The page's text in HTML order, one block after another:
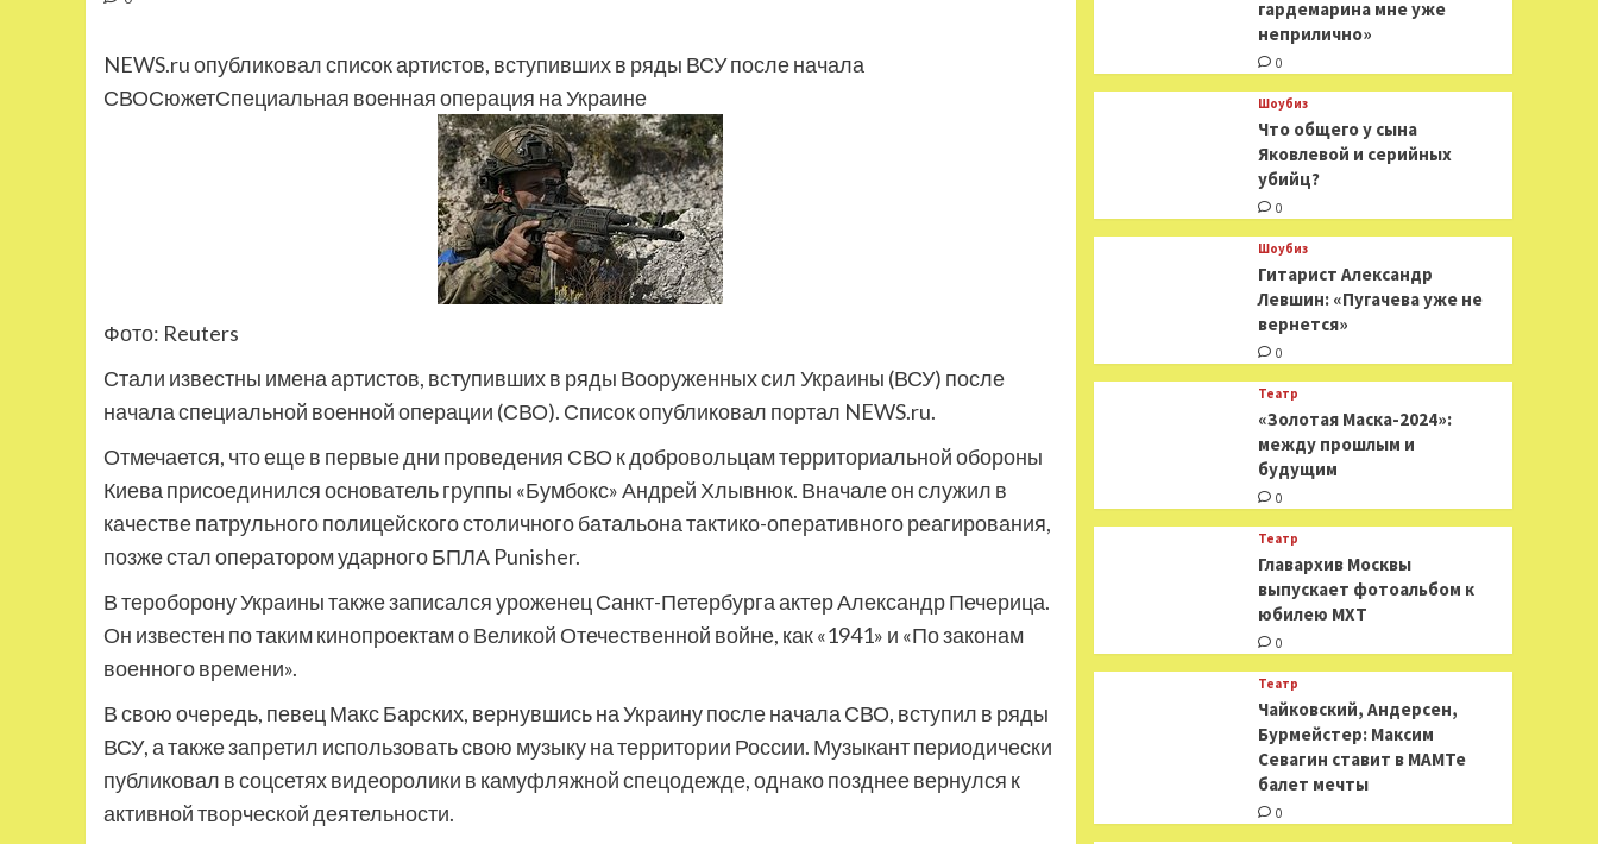
NEWS.ru опубликовал список артистов, вступивших в ряды ВСУ после начала
СВОСюжетСпециальная военная операция на Украине
Фото: Reuters
Стали известны имена артистов, вступивших в ряды Вооруженных сил Украины (ВСУ) после
начала специальной военной операции (СВО). Список опубликовал портал NEWS.ru.
Отмечается, что еще в первые дни проведения СВО к добровольцам территориальной обороны
Киева присоединился основатель группы «Бумбокс» Андрей Хлывнюк. Вначале он служил в
качестве патрульного полицейского столичного батальона тактико-оперативного реагирования,
позже стал оператором ударного БПЛА Punisher.
В тероборону Украины также записался уроженец Санкт-Петербурга актер Александр Печерица.
Он известен по таким кинопроектам о Великой Отечественной войне, как «1941» и «По законам
военного времени».
В свою очередь, певец Макс Барских, вернувшись на Украину после начала СВО, вступил в ряды
ВСУ, а также запретил использовать свою музыку на территории России. Музыкант периодически
публиковал в соцсетях видеоролики в камуфляжной спецодежде, однако позднее вернулся к
активной творческой деятельности.
гардемарина мне уже
неприлично»
0
Шоубиз
Что общего у сына
Яковлевой и серийных
убийц?
0
Шоубиз
Гитарист Александр
Левшин: «Пугачева уже не
вернется»
0
Театр
«Золотая Маска-2024»:
между прошлым и
будущим
0
Театр
​​Главархив Москвы
выпускает фотоальбом к
юбилею МХТ
0
Театр
​​Чайковский, Андерсен,
Бурмейстер: Максим
Севагин ставит в МАМТе
балет мечты
0